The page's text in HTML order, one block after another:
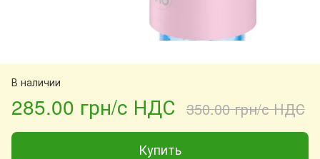
В наличии
285.00 грн/с НДС 350.00 грн/с НДС
Купить